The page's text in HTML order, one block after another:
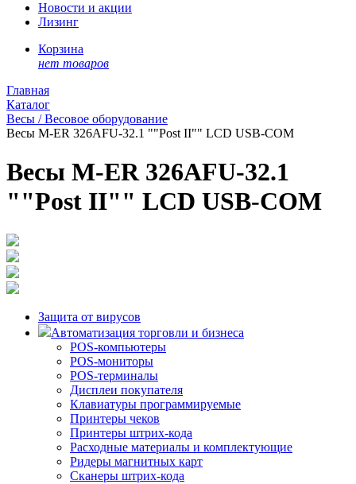
Новости и акции
Лизинг
Корзина
нет товаров
Главная
Каталог
Весы / Весовое оборудование
Весы M-ER 326AFU-32.1 ""Post II"" LCD USB-COM
Весы M-ER 326AFU-32.1
""Post II"" LCD USB-COM
Защита от вирусов
Автоматизация торговли и бизнеса
POS-компьютеры
POS-мониторы
POS-терминалы
Дисплеи покупателя
Клавиатуры программируемые
Принтеры чеков
Принтеры штрих-кода
Расходные материалы и комплектующие
Ридеры магнитных карт
Сканеры штрих-кода